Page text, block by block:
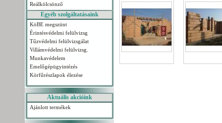
Reálkölcsönző
Egyéb szolgáltatásaink
KöBE megszünt
Érintésvédelmi felülvizsg
Tűzvédelmi felülvizsgálat
Villámvédelmi felülvizsg.
Munkavédelem
Emelőgépügyintézés
Körfűrészlapok élezése
Aktuális akcióink
Ajánlott termékek